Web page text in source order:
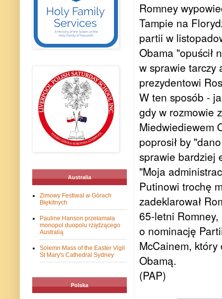
Romney
Tampie na
partii w
Obama "opuścił
w sprawie tarczy
prezydentowi
W ten sposób -
gdy w rozmowie
Miedwiediewem
poprosił by
sprawie bardziej
"Moja
Putinowi trochę
zadeklarował
65-letni
o nominację
McCainem, który
Obamą.
(PAP)
Australia
Zimowy Festiwal w Górach
Błękitnych
Pauline Hanson przełamała
monopol duopolu rządzącego
Australią
Solemn Mass of the Easter Vigil
St Mary's Cathedral Sydney
Polska